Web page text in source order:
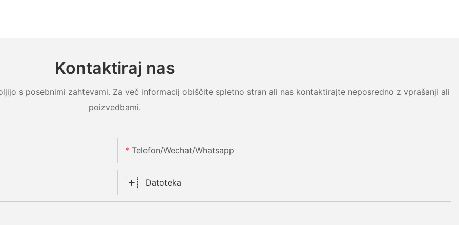
Kontaktiraj nas
s posebnimi zahtevami. Za več informacij obiščite spletno stran ali nas kontaktirajte neposredno z vprašanji ali
poizvedbami.
Telefon/Wechat/Whatsapp
Datoteka